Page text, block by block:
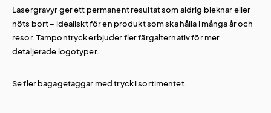
Lasergravyr ger ett permanent resultat som aldrig bleknar eller
nöts bort – idealiskt för en produkt som ska hålla i många år och
resor. Tampontryck erbjuder fler färgalternativ för mer
detaljerade logotyper.
Se flerbagagetaggar med trycki sortimentet.